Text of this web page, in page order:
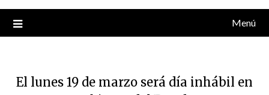
Menú
El lunes 19 de marzo será día inhábil en